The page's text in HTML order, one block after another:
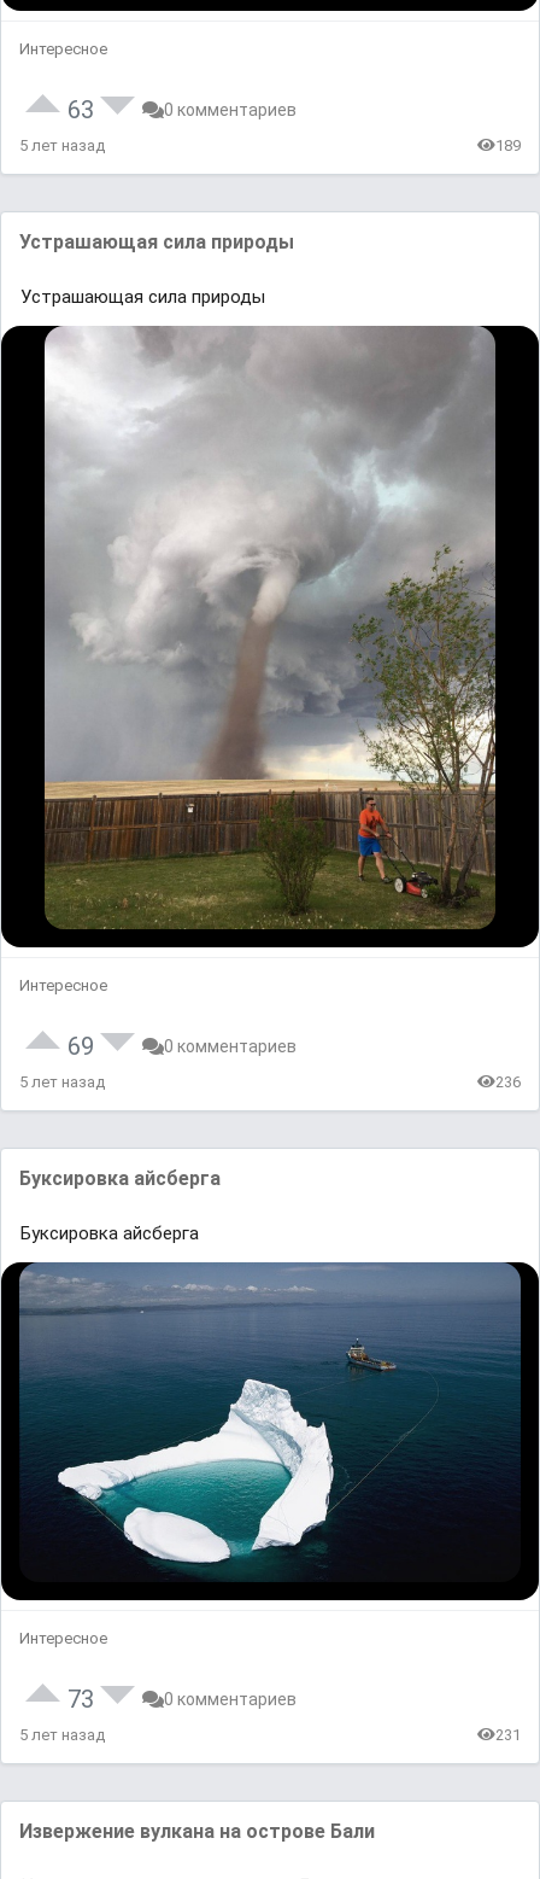
Интересное
63 0 комментариев
5 лет назад 189
Устрашающая сила природы
Устрашающая сила природы
Интересное
69 0 комментариев
5 лет назад 236
Буксировка айсберга
Буксировка айсберга
Интересное
73 0 комментариев
5 лет назад 231
Извержение вулкана на острове Бали